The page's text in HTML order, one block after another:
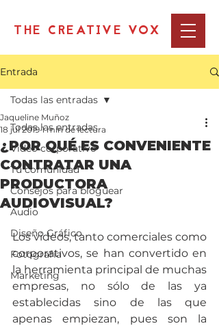
THE CREATIVE VOX
Entrada
Todas las entradas
Video corporativo
Tu comunidad
Consejos para bloguear
Audio
Diseño Gráfico
Fotografía
Marketing
Todas las entradas
¿POR QUÉ ES CONVENIENTE
CONTRATAR UNA
PRODUCTORA
AUDIOVISUAL?
Jaqueline Muñoz
18 jul 2019 1 min de lectura
Los videos, tanto comerciales como
corporativos, se han convertido en
la herramienta principal de muchas
empresas, no sólo de las ya
establecidas sino de las que
apenas empiezan, pues son la